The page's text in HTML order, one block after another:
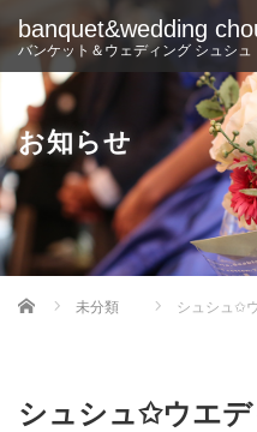
banquet&wedding
バンケット＆ウェディング シュシュ
お知らせ
Home 未分類 シュシュ✩
シュシュ✩ウエ